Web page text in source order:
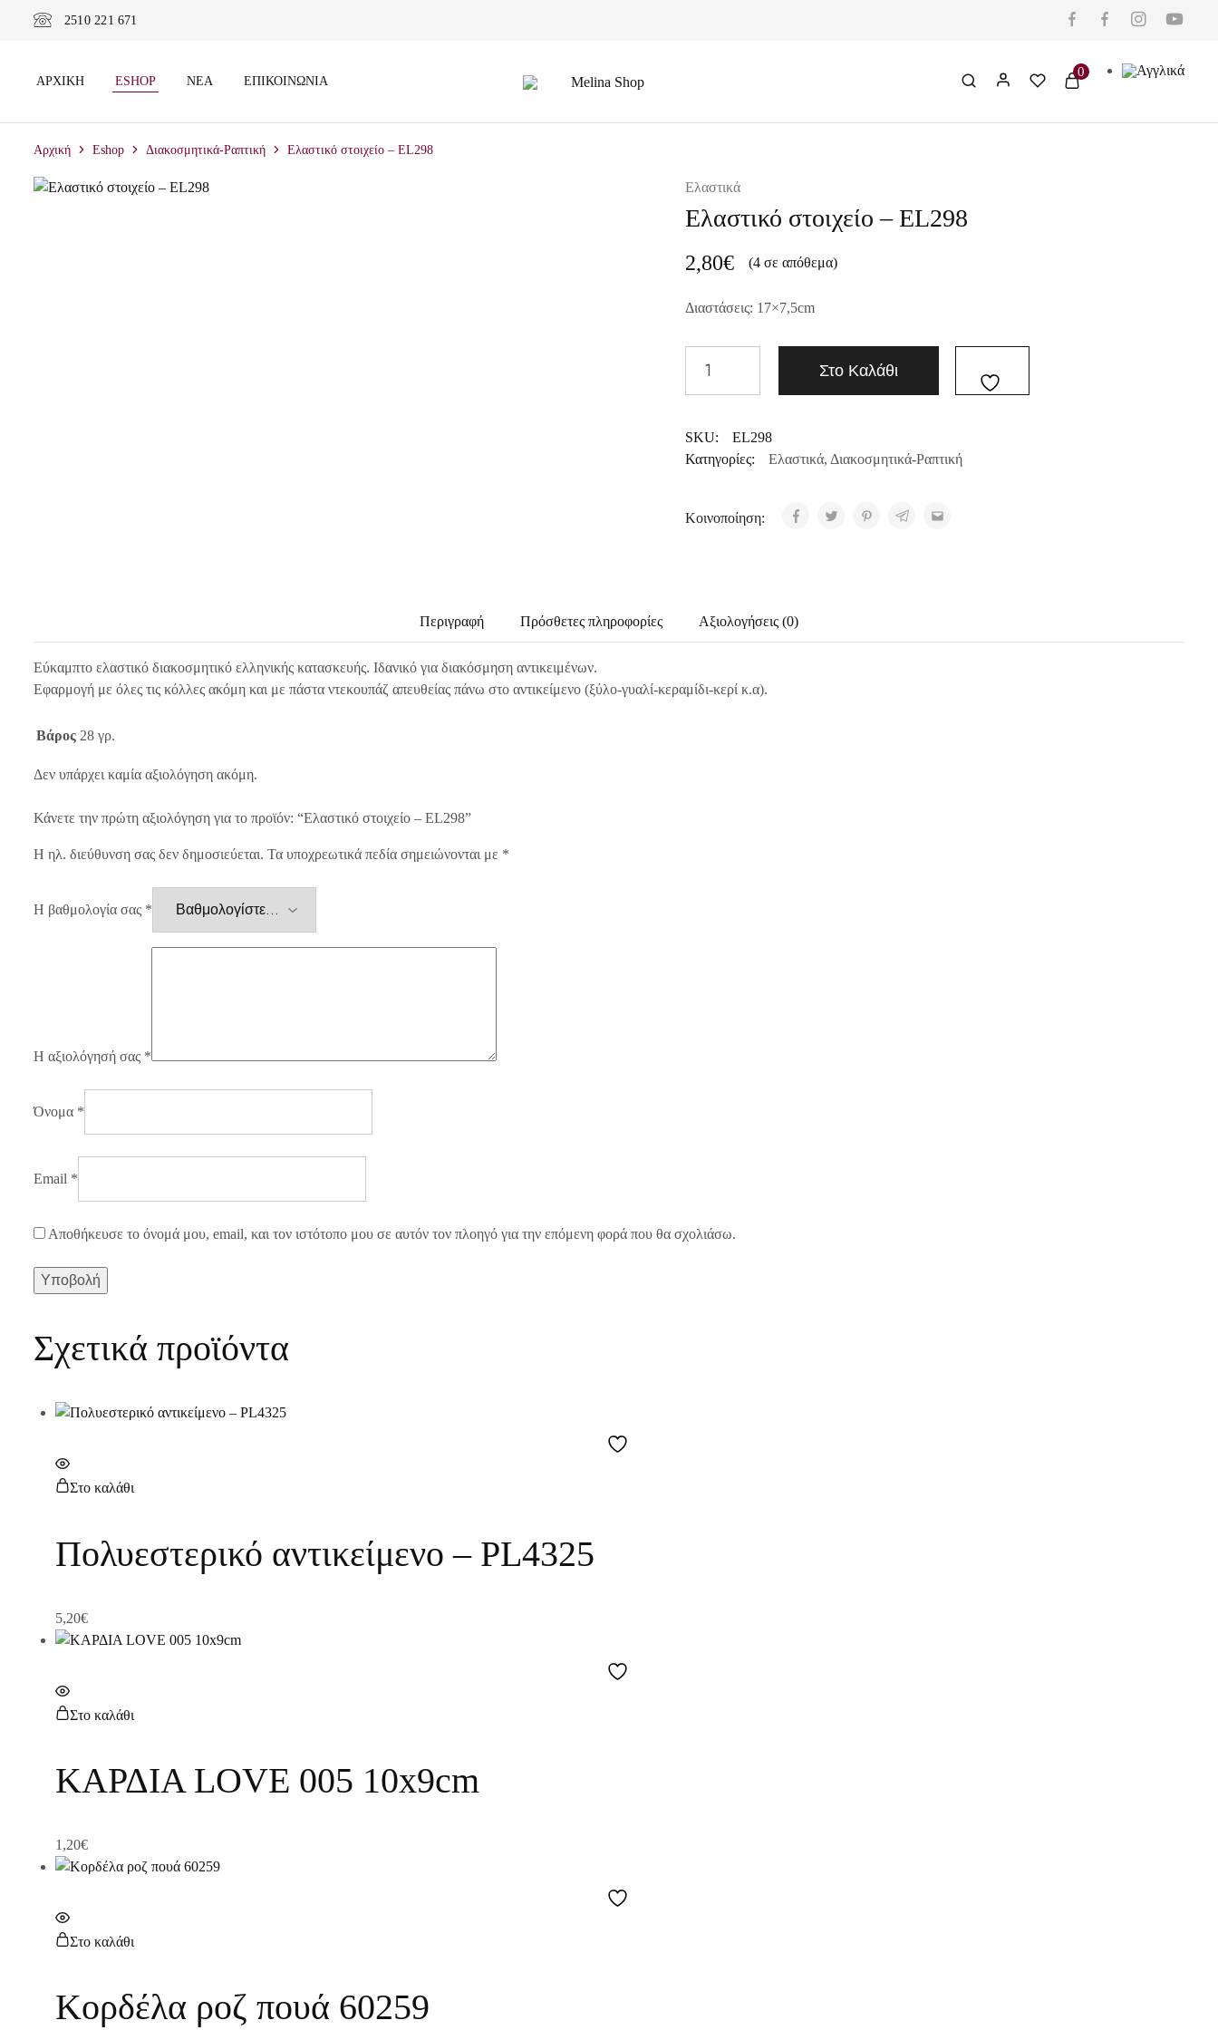
2510 221 671
ΑΡΧΙΚΉ ESHOP ΝΈΑ ΕΠΙΚΟΙΝΩΝΊΑ
Melina
0
Αρχική Eshop Διακοσμητικά-Ραπτική Ελαστικό στοιχείο – EL298
Ελαστικά
Ελαστικό στοιχείο – EL298
2,80€ (4 σε απόθεμα)
Διαστάσεις: 17×7,5cm
Στο Καλάθι
SKU:
EL298
Κατηγορίες:
Ελαστικά, Διακοσμητικά-Ραπτική
Κοινοποίηση:
Περιγραφή Πρόσθετες πληροφορίες Αξιολογήσεις (0)
Εύκαμπτο ελαστικό διακοσμητικό ελληνικής κατασκευής. Ιδανικό για διακόσμηση αντικειμένων.
Εφαρμογή με όλες τις κόλλες ακόμη και με πάστα ντεκουπάζ απευθείας πάνω στο αντικείμενο (ξύλο-γυαλί-κεραμίδι-κερί κ.α).
Βάρος 28 γρ.
Δεν υπάρχει καμία αξιολόγηση ακόμη.
Κάνετε την πρώτη αξιολόγηση για το προϊόν: “Ελαστικό στοιχείο – EL298”
Η ηλ. διεύθυνση σας δεν δημοσιεύεται. Τα υποχρεωτικά πεδία σημειώνονται με *
Η βαθμολογία σας *
Η αξιολόγησή σας *
Όνομα *
Email *
Αποθήκευσε το όνομά μου, email, και τον ιστότοπο μου σε αυτόν τον πλοηγό για την επόμενη φορά που θα σχολιάσω.
Σχετικά προϊόντα
Στο καλάθι
Πολυεστερικό αντικείμενο – PL4325
5,20€
Στο καλάθι
ΚΑΡΔΙΑ LOVE 005 10x9cm
1,20€
Στο καλάθι
Κορδέλα ροζ πουά 60259